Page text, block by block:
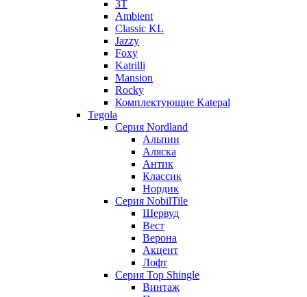
3T
Ambient
Classic KL
Jazzy
Foxy
Katrilli
Mansion
Rocky
Комплектующие Katepal
Tegola
Серия Nordland
Альпин
Аляска
Антик
Классик
Нордик
Серия NobilTile
Шервуд
Вест
Верона
Акцент
Лофт
Серия Top Shingle
Винтаж